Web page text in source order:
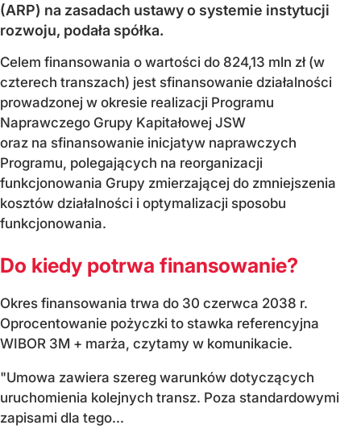
(ARP) na zasadach ustawy o systemie instytucji
rozwoju, podała spółka.
Celem finansowania o wartości do 824,13 mln zł (w
czterech transzach) jest sfinansowanie działalności
prowadzonej w okresie realizacji Programu
Naprawczego Grupy Kapitałowej JSW
oraz na sfinansowanie inicjatyw naprawczych
Programu, polegających na reorganizacji
funkcjonowania Grupy zmierzającej do zmniejszenia
kosztów działalności i optymalizacji sposobu
funkcjonowania.
Do kiedy potrwa finansowanie?
Okres finansowania trwa do 30 czerwca 2038 r.
Oprocentowanie pożyczki to stawka referencyjna
WIBOR 3M + marża, czytamy w komunikacie.
"Umowa zawiera szereg warunków dotyczących
uruchomienia kolejnych transz. Poza standardowymi
zapisami dla tego...